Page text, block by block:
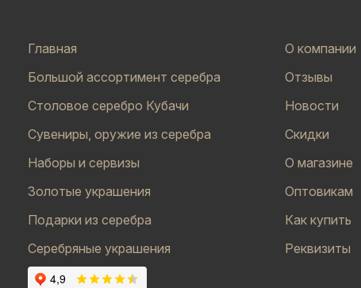
Главная
Большой ассортимент серебра
Столовое серебро Кубачи
Сувениры, оружие из серебра
Наборы и сервизы
Золотые украшения
Подарки из серебра
Серебряные украшения
О компании
Отзывы
Новости
Скидки
О магазине
Оптовикам
Как купить
Реквизиты